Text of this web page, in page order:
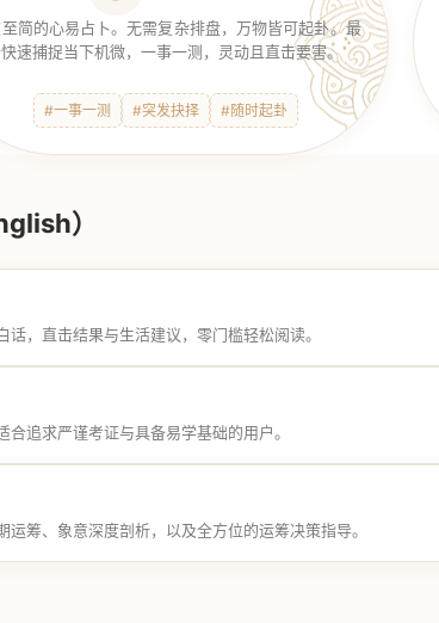
简的心易占卜。无需复杂排盘，万物皆可起卦。最
速捕捉当下机微，一事一测，灵动且直击要害。
#一事一测 #突发抉择 #随时起卦
）
，直击结果与生活建议，零门槛轻松阅读。
追求严谨考证与具备易学基础的用户。
筹、象意深度剖析，以及全方位的运筹决策指导。